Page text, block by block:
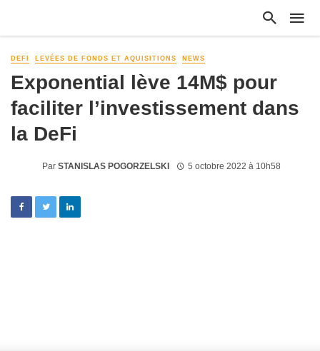
DEFI LEVÉES DE FONDS ET AQUISITIONS NEWS
Exponential lève 14M$ pour
faciliter l’investissement dans
la DeFi
Par STANISLAS POGORZELSKI 5 octobre 2022 à 10h58